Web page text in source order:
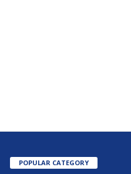
POPULAR CATEGORY